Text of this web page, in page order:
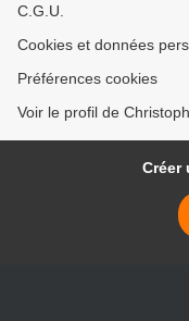
C.G.U.
Cookies et données
Préférences cookies
Voir le profil de
Créer